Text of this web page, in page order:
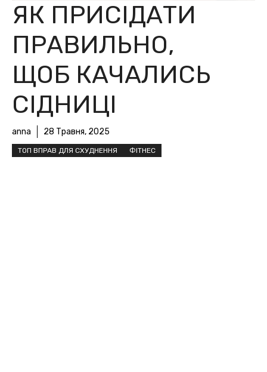
ЯК ПРИСІДАТИ
ПРАВИЛЬНО,
ЩОБ КАЧАЛИСЬ
СІДНИЦІ
anna 28 Травня, 2025
ТОП ВПРАВ ДЛЯ СХУДНЕННЯ ФІТНЕС